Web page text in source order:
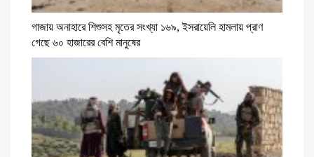
গাজায় অনাহারে শিশুসহ মৃতের সংখ্যা ১৬৯, ইসরায়েলি হামলায় প্রাণ
গেছে ৬০ হাজারের বেশি মানুষের